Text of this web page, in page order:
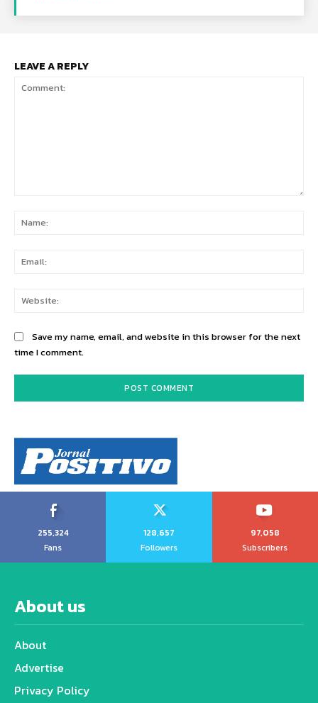
LEAVE A REPLY
Save my name, email, and website in this browser for the next
time I comment.
255,324
Fans
128,657
Followers
97,058
Subscribers
About us
About
Advertise
Privacy Policy